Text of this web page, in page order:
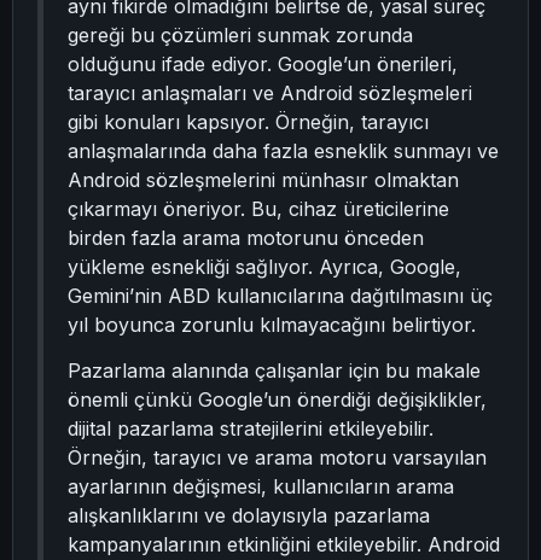
aynı fikirde olmadığını belirtse de, yasal süreç
gereği bu çözümleri sunmak zorunda
olduğunu ifade ediyor. Google’un önerileri,
tarayıcı anlaşmaları ve Android sözleşmeleri
gibi konuları kapsıyor. Örneğin, tarayıcı
anlaşmalarında daha fazla esneklik sunmayı ve
Android sözleşmelerini münhasır olmaktan
çıkarmayı öneriyor. Bu, cihaz üreticilerine
birden fazla arama motorunu önceden
yükleme esnekliği sağlıyor. Ayrıca, Google,
Gemini’nin ABD kullanıcılarına dağıtılmasını üç
yıl boyunca zorunlu kılmayacağını belirtiyor.
Pazarlama alanında çalışanlar için bu makale
önemli çünkü Google’un önerdiği değişiklikler,
dijital pazarlama stratejilerini etkileyebilir.
Örneğin, tarayıcı ve arama motoru varsayılan
ayarlarının değişmesi, kullanıcıların arama
alışkanlıklarını ve dolayısıyla pazarlama
kampanyalarının etkinliğini etkileyebilir. Android